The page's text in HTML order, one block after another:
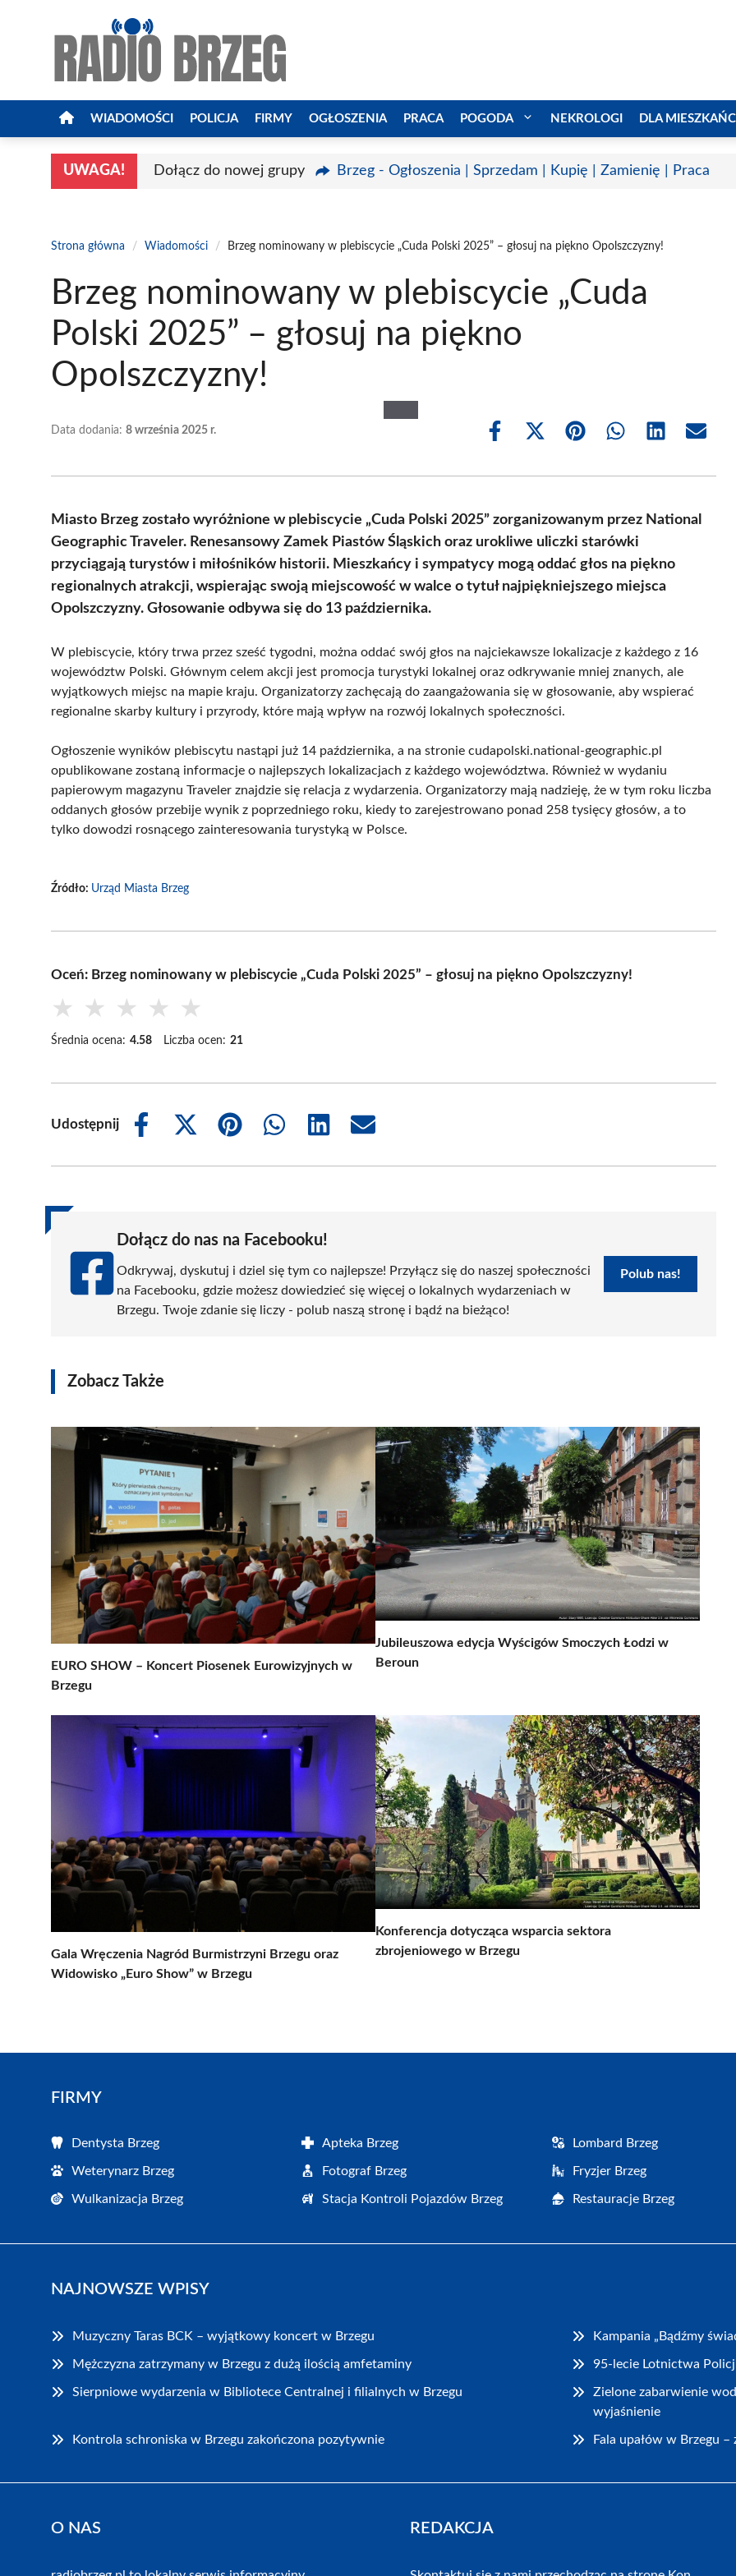
WIADOMOŚCI POLICJA FIRMY OGŁOSZENIA PRACA POGODA NEKROLOGI DLA
UWAGA! Dołącz do nowej grupy Brzeg - Ogłoszenia | Sprzedam | Kupię | Zamienię | Praca
Strona główna / Wiadomości / Brzeg nominowany w plebiscycie „Cuda Polski 2025” – głosuj na piękno Opolszczyzny!
Brzeg nominowany w plebiscycie „Cuda
Polski 2025” – głosuj na piękno
Opolszczyzny!
Data dodania: 8 września 2025 r.
Share
Share
(Twitter)
Share Share Share Share
Miasto Brzeg zostało wyróżnione w plebiscycie „Cuda Polski 2025” zorganizowanym przez National
Geographic Traveler. Renesansowy Zamek Piastów Śląskich oraz urokliwe uliczki starówki
przyciągają turystów i miłośników historii. Mieszkańcy i sympatycy mogą oddać głos na piękno
regionalnych atrakcji, wspierając swoją miejscowość w walce o tytuł najpiękniejszego miejsca
Opolszczyzny. Głosowanie odbywa się do 13 października.
W plebiscycie, który trwa przez sześć tygodni, można oddać swój głos na najciekawsze lokalizacje z każdego z 16
województw Polski. Głównym celem akcji jest promocja turystyki lokalnej oraz odkrywanie mniej znanych, ale
wyjątkowych miejsc na mapie kraju. Organizatorzy zachęcają do zaangażowania się w głosowanie, aby wspierać
regionalne skarby kultury i przyrody, które mają wpływ na rozwój lokalnych społeczności.
Ogłoszenie wyników plebiscytu nastąpi już 14 października, a na stronie cudapolski.national-geographic.pl
opublikowane zostaną informacje o najlepszych lokalizacjach z każdego województwa. Również w wydaniu
papierowym magazynu Traveler znajdzie się relacja z wydarzenia. Organizatorzy mają nadzieję, że w tym roku liczba
oddanych głosów przebije wynik z poprzedniego roku, kiedy to zarejestrowano ponad 258 tysięcy głosów, a to
tylko dowodzi rosnącego zainteresowania turystyką w Polsce.
Źródło: Urząd Miasta Brzeg
Oceń: Brzeg nominowany w plebiscycie „Cuda Polski 2025” – głosuj na piękno Opolszczyzny!
★ ★ ★ ★ ★
Średnia ocena: 4.58 Liczba ocen: 21
Udostępnij
Share
Share
(Twitter)
Share
Share
Share
Share
Dołącz do nas na Facebooku!
Odkrywaj, dyskutuj i dziel się tym co najlepsze! Przyłącz się do naszej społeczności
na Facebooku, gdzie możesz dowiedzieć się więcej o lokalnych wydarzeniach w
Brzegu. Twoje zdanie się liczy - polub naszą stronę i bądź na bieżąco!
Polub nas!
Zobacz Także
EURO SHOW – Koncert Piosenek Eurowizyjnych w
Brzegu
Jubileuszowa edycja Wyścigów Smoczych Łodzi w
Beroun
Gala Wręczenia Nagród Burmistrzyni Brzegu oraz
Widowisko „Euro Show” w Brzegu
Konferencja dotycząca wsparcia sektora
zbrojeniowego w Brzegu
FIRMY
Dentysta Brzeg Apteka Brzeg Lombard Brzeg
Weterynarz Brzeg Fotograf Brzeg Fryzjer Brzeg
Wulkanizacja Brzeg Stacja Kontroli Pojazdów Brzeg Restauracje Brzeg
NAJNOWSZE WPISY
Muzyczny Taras BCK – wyjątkowy koncert w Brzegu Kampania „Bądźmy
Mężczyzna zatrzymany w Brzegu z dużą ilością amfetaminy 95-lecie Lotnictwa
Sierpniowe wydarzenia w Bibliotece Centralnej i filialnych w Brzegu
Zielone zabarwienie
wyjaśnienie
Kontrola schroniska w Brzegu zakończona pozytywnie Fala upałów w Brzegu
O NAS REDAKCJA